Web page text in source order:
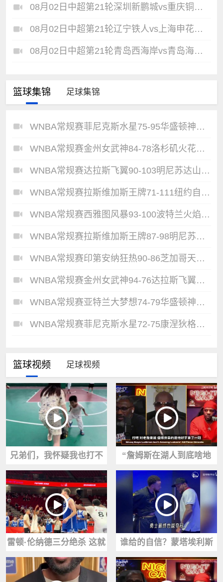
08月02日中超第21轮深圳新鹏城vs重庆铜梁龙全场录像
08月02日中超第21轮辽宁铁人vs上海申花全场录像
08月02日中超第21轮青岛西海岸vs青岛海牛全场录像
篮球集锦 足球集锦
WNBA常规赛菲尼克斯水星75-95华盛顿神秘人全场集锦
WNBA常规赛金州女武神84-78洛杉矶火花全场集锦
WNBA常规赛达拉斯飞翼90-103明尼苏达山猫全场集锦
WNBA常规赛拉斯维加斯王牌71-111纽约自由人全场集锦
WNBA常规赛西雅图风暴93-100波特兰火焰全场集锦
WNBA常规赛拉斯维加斯王牌87-98明尼苏达山猫全场集锦
WNBA常规赛印第安纳狂热90-86芝加哥天空全场集锦
WNBA常规赛金州女武神94-76达拉斯飞翼全场集锦
WNBA常规赛亚特兰大梦想74-79华盛顿神秘人全场集锦
WNBA常规赛菲尼克斯水星72-75康涅狄格太阳全场集锦
篮球视频 足球视频
兄弟们，我怀疑我也打不
过她！
“詹姆斯在湖人到底啥地
位？奥尼尔和名嘴夏普各
有说法！
雷顿·伦纳德三分绝杀 这就
是五星高中生的实力！
谁给的自信？蒙塔埃利斯
狂言引争议，称和库里互